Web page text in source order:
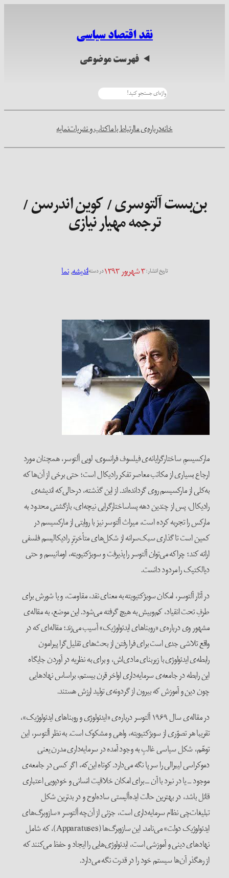
نقد اقتصاد سیاسی
فهرست موضوعی
خانهدرباره‌ی ماارتباط با ماکتاب و نشریاتنمایه
بن‌بست آلتوسری / کوین اندرسن /
ترجمه مهیار نیازی
تاریخ انتشار:۳ شهریور ۱۳۹۳ در دستهاندیشه, نما
مارکسیسمِ ساختارگرایانه‌ی فیلسوف فرانسوی، لویی آلتوسر، همچنان مورد
ارجاع بسیاری از مکاتب معاصر تفکر رادیکال است؛ حتی برخی از آن‌ها که
به‌کلی از مارکسیسم روی گردانده‌اند. از این گذشته، درحالی‌که اندیشه‌ی
رادیکال، پس از چندین دهه پساساختارگرایی نیچه‌ای، بازگشتی محدود به
مارکس را تجربه کرده است، میراث آلتوسر نیز با روایتی از مارکسیسم در
کمین است تا گذاری سبک‌سرانه از شکل‌های متأخرترِ رادیکالیسم فلسفی
ارائه کند؛ چراکه می‌توان آلتوسر را پذیرفت و سوبژکتیویته، اومانیسم و حتی
دیالکتیک را مردود دانست.
در آثار آلتوسر، امکان سوبژکتیویته به معنای نقد، مقاومت، و یا شورش برای
طرفِ تحت انقیاد، کم‌وبیش به هیچ گرفته می‌شود. این موضع، به مقاله‌ی
مشهور وی درباره‌ی «روبناهای ایدئولوژیک» آسیب می‌زند؛ مقاله‌ای که در
واقع تلاشی جدی است برای فرا رفتن از بحث‌های تقلیل‌گرا پیرامون
رابطه‌ی ایدئولوژی با زیربنای مادی‌اش، و برای به نظریه در آوردن جایگاه
این رابطه در جامعه‌ی سرمایه‌داری اواخر قرن بیستم، براساس نهادهایی
چون دین و آموزش که بیرون از گردونه‌ی تولید ارزش هستند.
در مقاله‌ی سال ۱۹۶۹ آلتوسر درباره‌ی «ایدئولوژی و روبناهای ایدئولوژیک»،
تقریبا هر تصوّری از سوبژکتیویته، واهی و مشکوک است. به نظر آلتوسر، این
توهّم، شکل سیاسی غالبِ به وجود آمده در سرمایه‌داری مدرن یعنی
دموکراسی لیبرالی را سر پا نگه می‌دارد. کوتاه این‌که، اگر کسی در جامعه‌ی
موجود ــ یا در نبرد با آن ــ برای امکان خلاقیت انسانی و خودپویی اعتباری
قائل باشد، در بهترین حالت ایده‌آلیستی ساده‌لوح و در بدترین شکل
تبلیغات‌چی نظام سرمایه‌داری است، جزئی از آن‌چه آلتوسر «سازوبرگ‌های
ایدئولوژیک دولت» می‌نامد. این سازوبرگ‌ها (Apparatuses)، که شامل
نهادهای دینی و آموزشی است، ایدئولوژی‌هایی را ایجاد و حفظ می‌کنند که
از رهگذر آن‌ها سیستم خود را در قدرت نگه می‌دارد.